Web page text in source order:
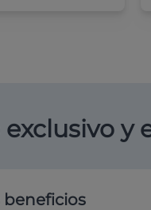
y
beneficios